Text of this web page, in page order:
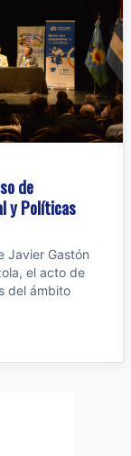
de
y Políticas
Javier Gastón
el acto de
del ámbito